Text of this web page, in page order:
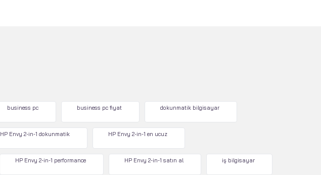
business pc business pc fiyat dokunmatik bilgisayar
HP Envy 2-in-1 dokunmatik HP Envy 2-in-1 en ucuz
HP Envy 2-in-1 performance HP Envy 2-in-1 satın al iş bilgisayar